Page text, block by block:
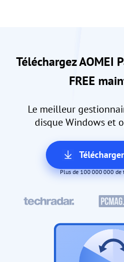
Téléchargez AOMEI
FREE
Le meilleur
disque Windows et
Plus de 100 000 000 de